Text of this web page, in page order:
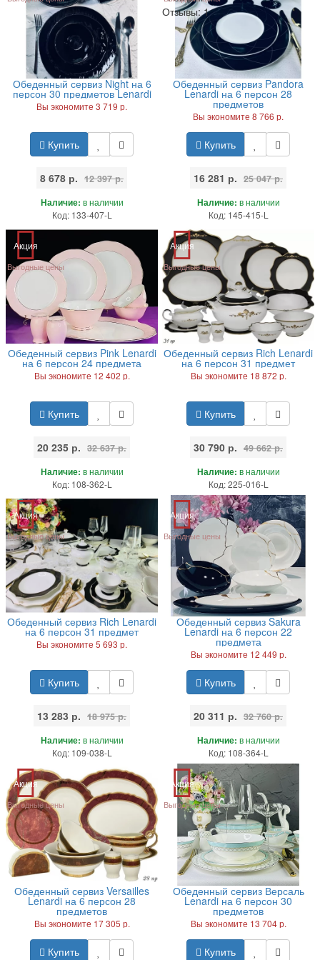
Обеденный сервиз Night на 6
персон 30 предметов Lenardi
Вы экономите 3 719 р.
Купить
8 678 р. 12 397 р.
Наличие: в наличии
Код: 133-407-L
Отзывы:1
Обеденный сервиз Pandora
Lenardi на 6 персон 28
предметов
Вы экономите 8 766 р.
Купить
16 281 р. 25 047 р.
Наличие: в наличии
Код: 145-415-L
Акция
Выгодные цены
Обеденный сервиз Pink Lenardi
на 6 персон 24 предмета
Вы экономите 12 402 р.
Купить
20 235 р. 32 637 р.
Наличие: в наличии
Код: 108-362-L
Акция
Выгодные цены
Обеденный сервиз Rich Lenardi
на 6 персон 31 предмет
Вы экономите 18 872 р.
Купить
30 790 р. 49 662 р.
Наличие: в наличии
Код: 225-016-L
Акция
Выгодные цены
Обеденный сервиз Rich Lenardi
на 6 персон 31 предмет
Вы экономите 5 693 р.
Купить
13 283 р. 18 975 р.
Наличие: в наличии
Код: 109-038-L
Акция
Выгодные цены
Обеденный сервиз Sakura
Lenardi на 6 персон 22
предмета
Вы экономите 12 449 р.
Купить
20 311 р. 32 760 р.
Наличие: в наличии
Код: 108-364-L
Акция
Выгодные цены
Обеденный сервиз Versailles
Lenardi на 6 персон 28
предметов
Вы экономите 17 305 р.
Купить
Акция
Выгодные цены
Обеденный сервиз Версаль
Lenardi на 6 персон 30
предметов
Вы экономите 13 704 р.
Купить